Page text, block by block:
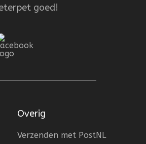
goed!
Overig
Verzenden met PostNL